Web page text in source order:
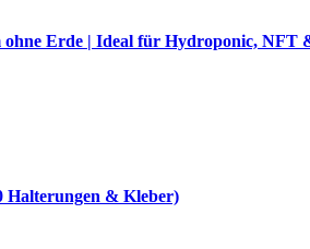
Erde | Ideal für Hydroponic, NFT
Halterungen & Kleber)